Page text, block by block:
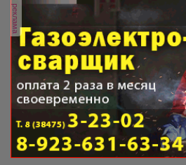
реклама